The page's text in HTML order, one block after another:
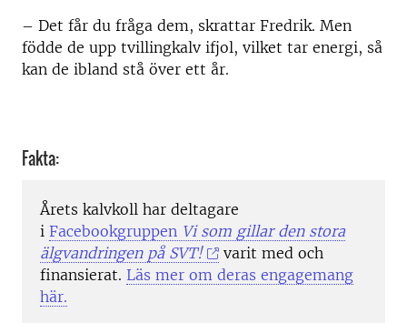
– Det får du fråga dem, skrattar Fredrik. Men
födde de upp tvillingkalv ifjol, vilket tar energi, så
kan de ibland stå över ett år.
Fakta:
Årets kalvkoll har deltagare
i Facebookgruppen Vi som gillar den stora
älgvandringen på SVT!
varit med och
finansierat. Läs mer om deras engagemang
här.